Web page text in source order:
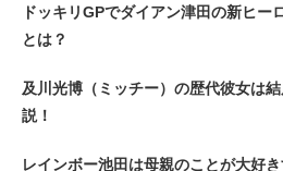
ドッキリGPでダイアン津田の新ヒー
とは？
及川光博（ミッチー）の歴代彼女は
説！
レインボー池田は母親のことが大好